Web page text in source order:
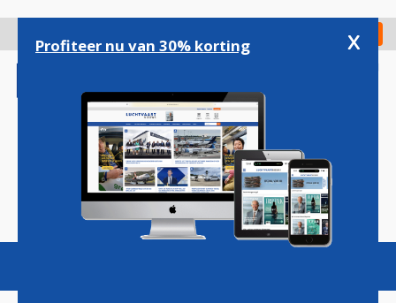
gaan
Check in
Magazine Podcasts Vacatures
Profiteer nu van 30% korting x